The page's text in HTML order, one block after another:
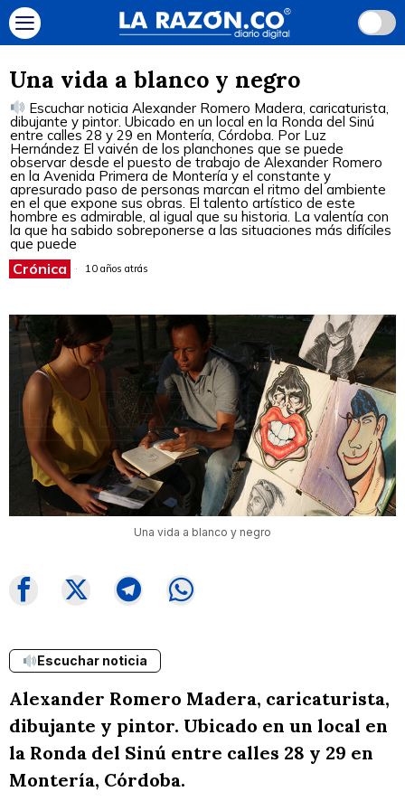
Una vida a blanco y negro
Escuchar noticia Alexander Romero Madera, caricaturista,
dibujante y pintor. Ubicado en un local en la Ronda del Sinú
entre calles 28 y 29 en Montería, Córdoba. Por Luz
Hernández El vaivén de los planchones que se puede
observar desde el puesto de trabajo de Alexander Romero
en la Avenida Primera de Montería y el constante y
apresurado paso de personas marcan el ritmo del ambiente
en el que expone sus obras. El talento artístico de este
hombre es admirable, al igual que su historia. La valentía con
la que ha sabido sobreponerse a las situaciones más difíciles
que puede
Crónica 10 años atrás
Una vida a blanco y negro
Escuchar noticia
Alexander Romero Madera, caricaturista,
dibujante y pintor. Ubicado en un local en
la Ronda del Sinú entre calles 28 y 29 en
Montería, Córdoba.